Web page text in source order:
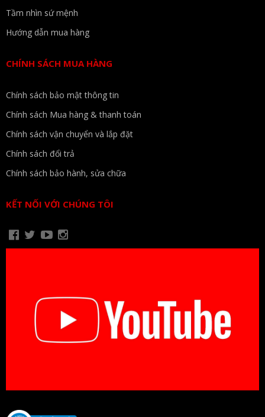
Tầm nhìn sứ mệnh
Hướng dẫn mua hàng
CHÍNH SÁCH MUA HÀNG
Chính sách bảo mật thông tin
Chính sách Mua hàng & thanh toán
Chính sách vận chuyển và lắp đặt
Chính sách đổi trả
Chính sách bảo hành, sửa chữa
KẾT NỐI VỚI CHÚNG TÔI